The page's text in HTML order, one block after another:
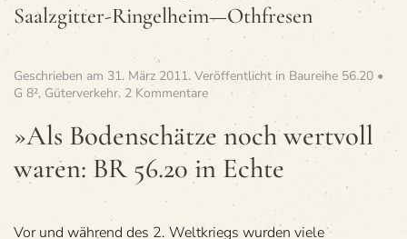
Saalzgitter-Ringelheim—Othfresen
Geschrieben am 31. März 2011. Veröffentlicht in Baureihe 56.20 •
G 8², Güterverkehr. 2 Kommentarezu
Boden­
schätze
noch
wert­
BR
»Als Boden­schätze noch wert­voll
waren: BR 56.20 in Echte
Vor und während des 2. Weltkriegs wurden viele